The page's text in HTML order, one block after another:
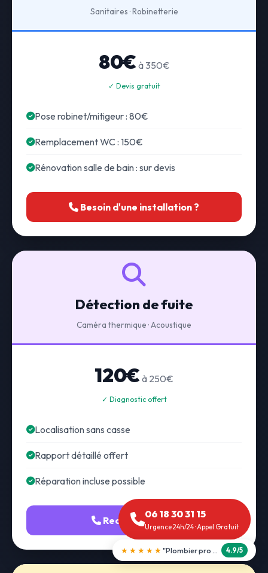
Sanitaires · Robinetterie
80€ à 350€
✓ Devis gratuit
Pose robinet/mitigeur : 80€
Remplacement WC : 150€
Rénovation salle de bain : sur devis
Besoin d'une installation ?
Détection de fuite
Caméra thermique · Acoustique
120€ à 250€
✓ Diagnostic offert
Localisation sans casse
Rapport détaillé offert
Réparation incluse possible
Recherche fuite
06 18 30 31 15
Urgence 24h/24 · Appel Gratuit
★★★★★ "Débouchage WC en 30 min" 5.0/5